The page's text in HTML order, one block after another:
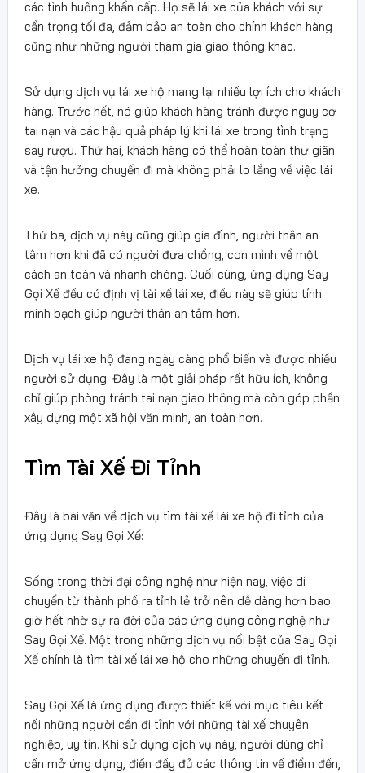
các tình huống khẩn cấp. Họ sẽ lái xe của khách với sự
cẩn trọng tối đa, đảm bảo an toàn cho chính khách hàng
cũng như những người tham gia giao thông khác.
Sử dụng dịch vụ lái xe hộ mang lại nhiều lợi ích cho khách
hàng. Trước hết, nó giúp khách hàng tránh được nguy cơ
tai nạn và các hậu quả pháp lý khi lái xe trong tình trạng
say rượu. Thứ hai, khách hàng có thể hoàn toàn thư giãn
và tận hưởng chuyến đi mà không phải lo lắng về việc lái
xe.
Thứ ba, dịch vụ này cũng giúp gia đình, người thân an
tâm hơn khi đã có người đưa chồng, con mình về một
cách an toàn và nhanh chóng. Cuối cùng, ứng dụng Say
Gọi Xế đều có định vị tài xế lái xe, điều này sẽ giúp tính
minh bạch giúp người thân an tâm hơn.
Dịch vụ lái xe hộ đang ngày càng phổ biến và được nhiều
người sử dụng. Đây là một giải pháp rất hữu ích, không
chỉ giúp phòng tránh tai nạn giao thông mà còn góp phần
xây dựng một xã hội văn minh, an toàn hơn.
Tìm Tài Xế Đi Tỉnh
Đây là bài văn về dịch vụ tìm tài xế lái xe hộ đi tỉnh của
ứng dụng Say Gọi Xế:
Sống trong thời đại công nghệ như hiện nay, việc di
chuyển từ thành phố ra tỉnh lẻ trở nên dễ dàng hơn bao
giờ hết nhờ sự ra đời của các ứng dụng công nghệ như
Say Gọi Xế. Một trong những dịch vụ nổi bật của Say Gọi
Xế chính là tìm tài xế lái xe hộ cho những chuyến đi tỉnh.
Say Gọi Xế là ứng dụng được thiết kế với mục tiêu kết
nối những người cần đi tỉnh với những tài xế chuyên
nghiệp, uy tín. Khi sử dụng dịch vụ này, người dùng chỉ
cần mở ứng dụng, điền đầy đủ các thông tin về điểm đến,